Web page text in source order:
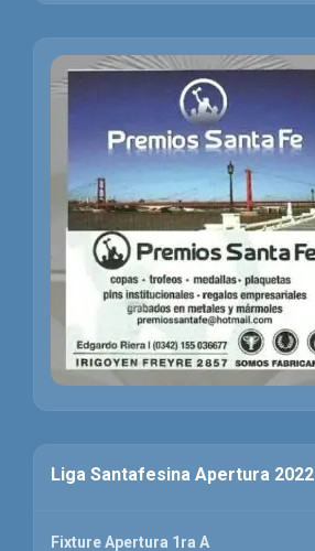
Liga Santafesina Apertura 2022
Fixture Apertura 1ra A